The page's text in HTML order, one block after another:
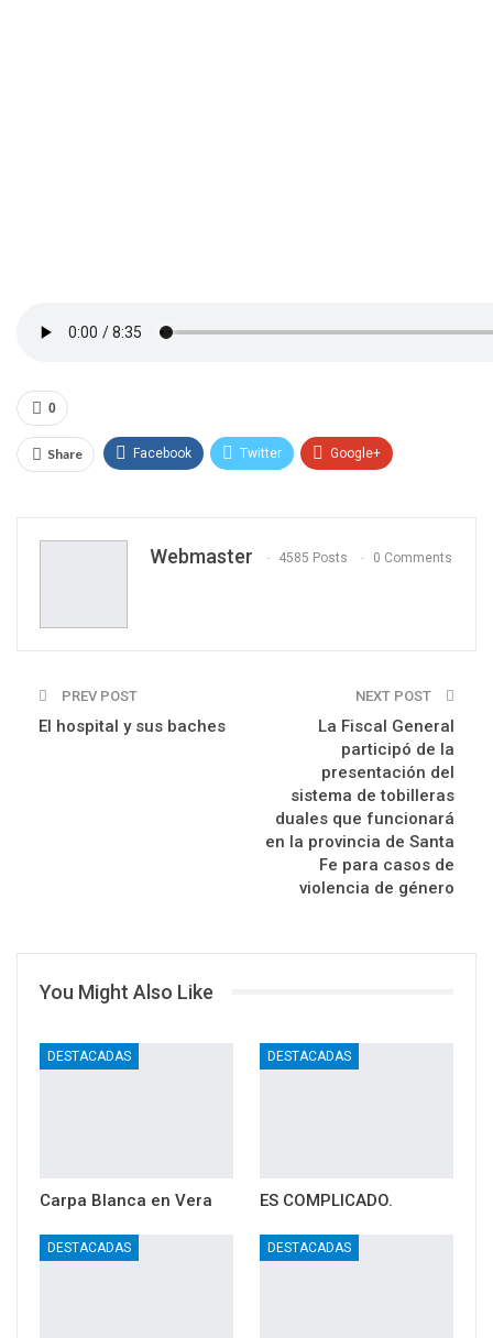
0
Share Facebook Twitter Google+
Webmaster 4585 Posts 0 Comments
PREV POST
El hospital y sus baches
NEXT POST
La Fiscal General
participó de la
presentación del
sistema de tobilleras
duales que funcionará
en la provincia de Santa
Fe para casos de
violencia de género
You Might Also Like
DESTACADAS
Carpa Blanca en Vera
DESTACADAS
ES COMPLICADO.
DESTACADAS DESTACADAS